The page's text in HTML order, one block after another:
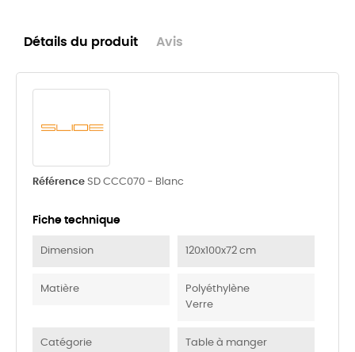
Détails du produit Avis
Référence SD CCC070 - Blanc
Fiche technique
Dimension 120x100x72 cm
Matière
Polyéthylène
Verre
Catégorie Table à manger